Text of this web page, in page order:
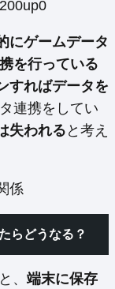
にゲームデータ
を行っている
すればデータを
連携をしてい
失われる と考え
係
らどうなる？
、 端末に保存